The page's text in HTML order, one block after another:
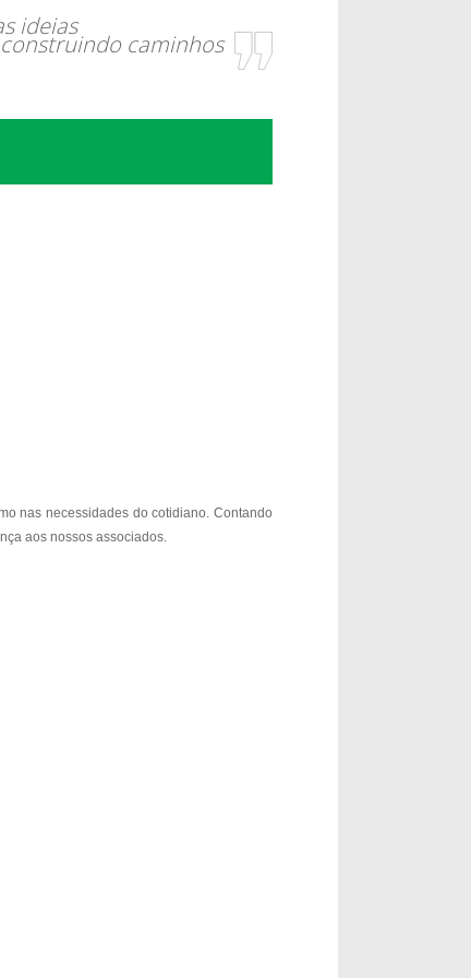
ideias
construindo caminhos
nas necessidades do cotidiano. Contando
aos nossos associados.